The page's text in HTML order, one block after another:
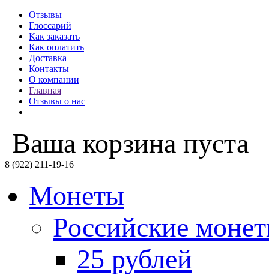
Отзывы
Глоссарий
Как заказать
Как оплатить
Доставка
Контакты
О компании
Главная
Отзывы о нас
Ваша корзина пуста
8 (922) 211-19-16
Монеты
Российские
25 рублей